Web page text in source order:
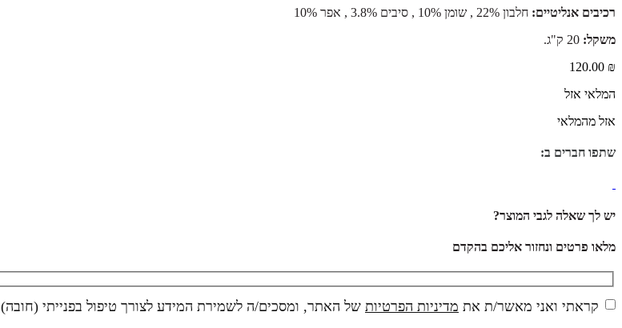
רכיבים אנליטיים: חלבון 22% , שומן 10% , סיבים 3.8% , אפר 10%
משקל:
120.00 ₪
המלאי אזל
אזל מהמלאי
שתפו חברים ב:
יש לך שאלה לגבי המוצר?
מלאו פרטים ונחזור אליכם בהקדם
קראתי ואני מאשר/ת את מדיניות הפרטיות של האתר, ומסכים/ה לשמירת המידע לצורך טיפול בפנייתי (חובה)